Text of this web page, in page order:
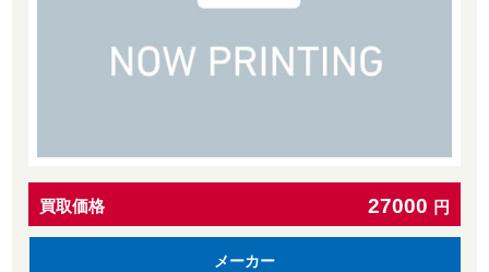
買取価格 27000 円
メーカー